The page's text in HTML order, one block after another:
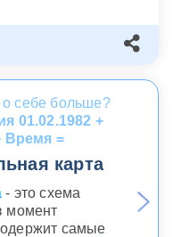
о себе больше?
01.02.1982 +
Время =
карта
- это схема
момент
самые